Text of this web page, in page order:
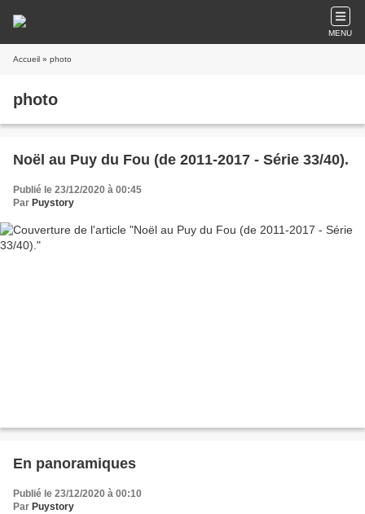
MENU
Accueil » photo
photo
Noël au Puy du Fou (de 2011-2017 - Série 33/40).
Publié le 23/12/2020 à 00:45
Par Puystory
En panoramiques
Publié le 23/12/2020 à 00:10
Par Puystory